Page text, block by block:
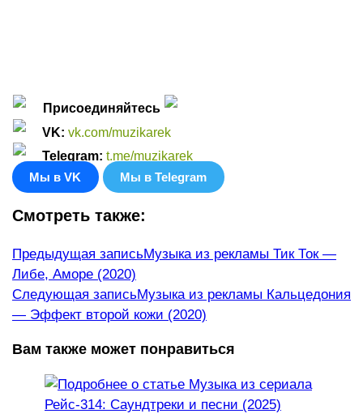
Присоединяйтесь
VK:vk.com/muzikarek
Telegram:t.me/muzikarek
Мы в VK Мы в Telegram
Смотреть также:
Еще
статьи
Предыдущая записьМузыка из рекламы Тик Ток —
Либе, Аморе (2020)
Следующая записьМузыка из рекламы Кальцедония
— Эффект второй кожи (2020)
Вам также может понравиться